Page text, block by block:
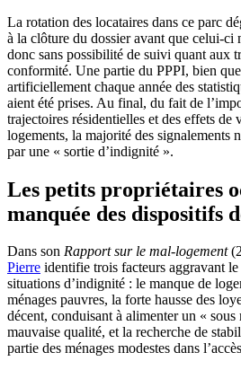
La rotation des locataires dans ce parc
à la clôture du dossier avant que celui-ci
donc sans possibilité de suivi quant aux
conformité. Une partie du PPPI, bien
artificiellement chaque année des
aient été prises. Au final, du fait de
trajectoires résidentielles et des effets de
logements, la majorité des signalements
par une « sortie d’indignité ».
Les petits propriétaires
manquée des dispositifs
Dans son Rapport sur le mal-logement
Pierre identifie trois facteurs aggravant
situations d’indignité : le manque de
ménages pauvres, la forte hausse des
décent, conduisant à alimenter un «
mauvaise qualité, et la recherche de
partie des ménages modestes dans